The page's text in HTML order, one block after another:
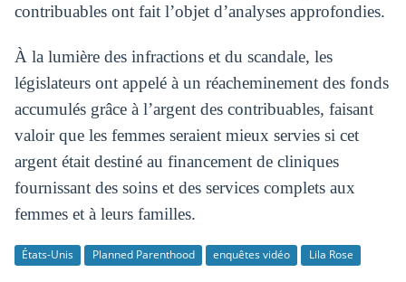
contribuables ont fait l’objet d’analyses approfondies.
À la lumière des infractions et du scandale, les
législateurs ont appelé à un réacheminement des fonds
accumulés grâce à l’argent des contribuables, faisant
valoir que les femmes seraient mieux servies si cet
argent était destiné au financement de cliniques
fournissant des soins et des services complets aux
femmes et à leurs familles.
États-Unis Planned Parenthood enquêtes vidéo Lila Rose